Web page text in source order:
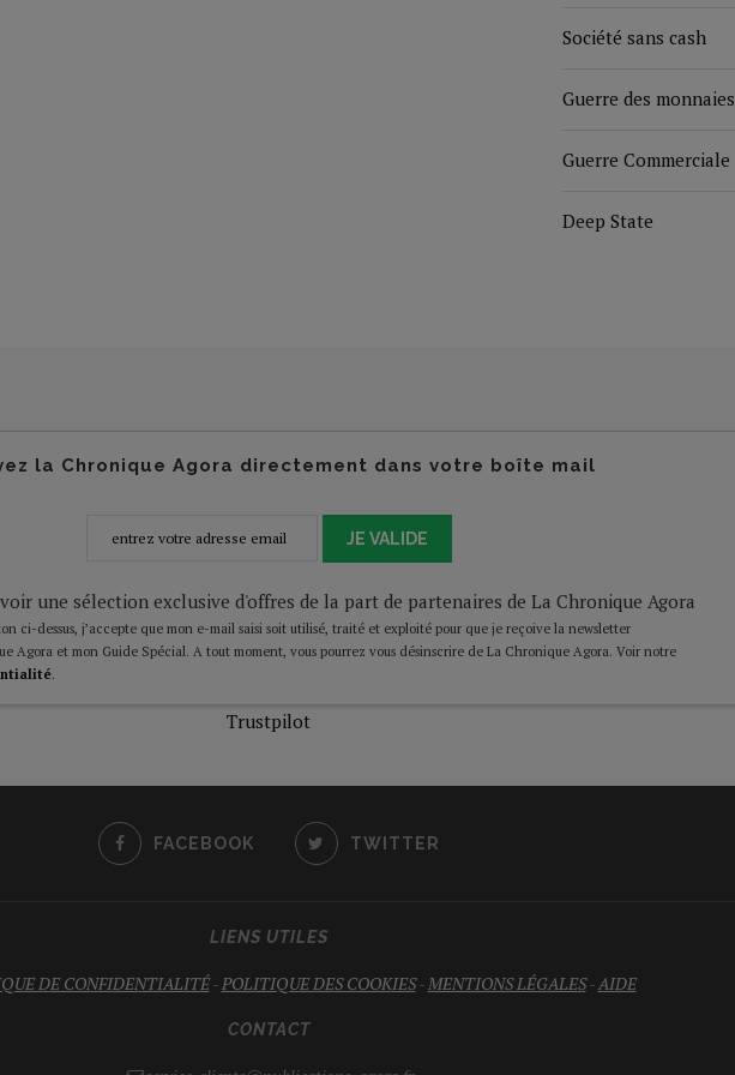
Société sans cash
Guerre des monnaies
Guerre Commerciale
Deep State
la Chronique Agora directement dans votre boîte mail
JE VALIDE
une sélection exclusive d'offres de la part de partenaires de La Chronique Agora
ci-dessus, j’accepte que mon e-mail saisi soit utilisé, traité et exploité pour que je reçoive la newsletter
Agora et mon Guide Spécial. A tout moment, vous pourrez vous désinscrire de La Chronique Agora. Voir notre
.
Trustpilot
FACEBOOK TWITTER
LIENS UTILES
DE CONFIDENTIALITÉ-POLITIQUE DES COOKIES-MENTIONS LÉGALES-AIDE
CONTACT